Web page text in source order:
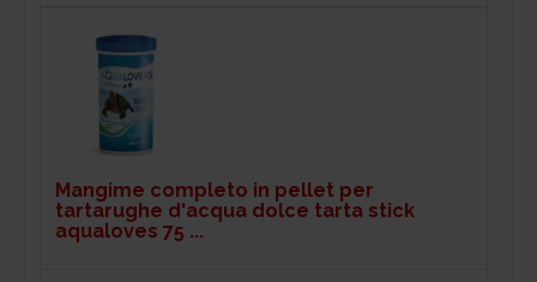
Mangime completo in pellet per
tartarughe d'acqua dolce tarta stick
aqualoves 75 ...